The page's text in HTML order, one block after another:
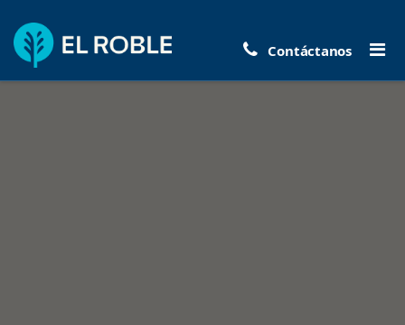
Contáctanos